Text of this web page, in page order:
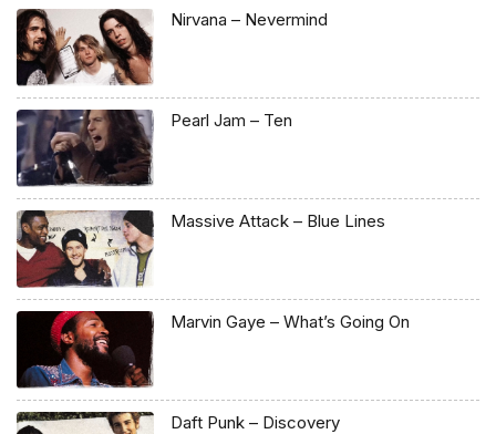
Nirvana – Nevermind
Pearl Jam – Ten
Massive Attack – Blue Lines
Marvin Gaye – What’s Going On
Daft Punk – Discovery